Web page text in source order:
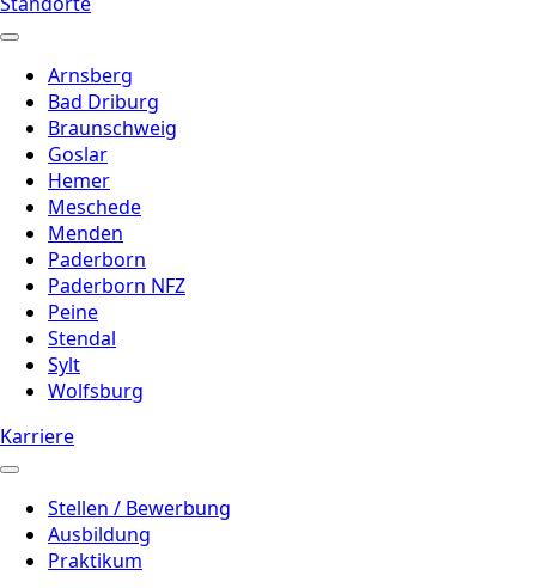
Arnsberg
Bad Driburg
Braunschweig
Goslar
Hemer
Meschede
Menden
Paderborn
Paderborn NFZ
Peine
Stendal
Sylt
Wolfsburg
Karriere
Stellen / Bewerbung
Ausbildung
Praktikum